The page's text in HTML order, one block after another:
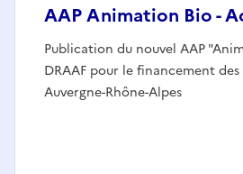
AAP Animation Bio -
Publication du nouvel AAP
DRAAF pour le financement
Auvergne-Rhône-Alpes